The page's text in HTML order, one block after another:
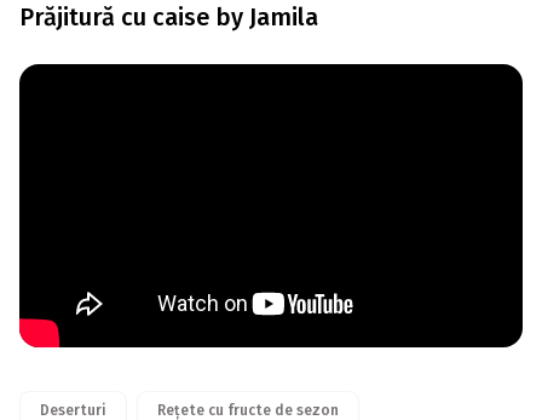
Prăjitură cu caise by Jamila
Deserturi Rețete cu fructe de sezon